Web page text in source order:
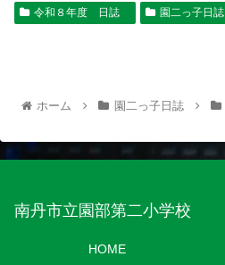
令和８年度 日誌 園二っ子日誌
ホーム 園二っ子日誌
南丹市立園部第二小学校
HOME